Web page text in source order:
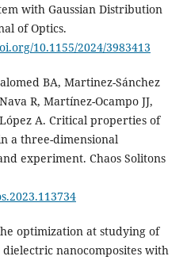
with Gaussian Distribution
of Optics.
10.1155/2024/3983413
BA, Martinez-Sánchez
R, Martínez-Ocampo JJ,
A. Critical properties of
a three-dimensional
experiment. Chaos Solitons
optimization at studying of
nanocomposites with